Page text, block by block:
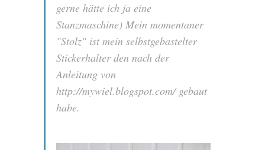
gerne hätte ich ja eine
Stanzmaschine) Mein momentaner
"Stolz" ist mein selbstgebastelter
Stickerhalter den nach der
Anleitung von
http://mywiel.blogspot.com/ gebaut
habe.